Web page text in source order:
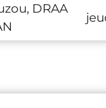
DRAA